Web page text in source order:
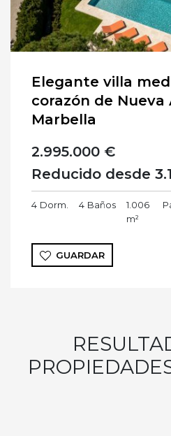
Elegante villa
corazón de Nueva
Marbella
2.995.000 €
Reducido desde
4 Dorm. 4 Baños
1.006
m²
GUARDAR